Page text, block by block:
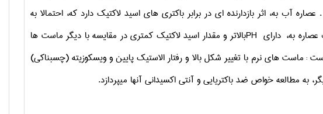
. عصاره آب به، اثر بازدارنده ای در برابر باکتری های اسید لاکتیک دارد که، احتمالا به
عصاره به، دارای PHبالاترو مقدار اسید لاکتیک کمتریدر مقایسه با دیگر ماست ها
:ماست هاینرم با تغییر شکل بالاو رفتارالاستیکپایینو ویسکوزیته (چسبناکی)
، به مطالعهخواص ضد باکتریاییوآنتی اکسیدانیآنها میپردازد.